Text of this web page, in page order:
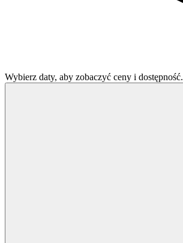
Wybierz daty, aby zobaczyć ceny i dostępność.